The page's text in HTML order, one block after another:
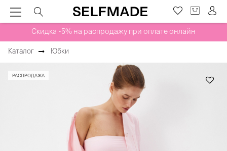
Скидка -5% на распродажу при оплате онлайн
Каталог Юбки
РАСПРОДАЖА